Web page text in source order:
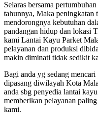
Selaras bersama
tahunnya, Maka peningkatan
mendorongnya kebutuhan
pandangan hidup dan lokasi
kami Lantai Kayu Parket
pelayanan dan produksi
makin diminati tidak sedikit
Bagi anda yg sedang
dipasang diwilayah Kota
anda sbg penyedia lantai
memberikan pelayanan
kami.